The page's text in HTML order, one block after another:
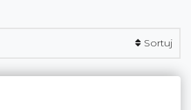
Sortuj